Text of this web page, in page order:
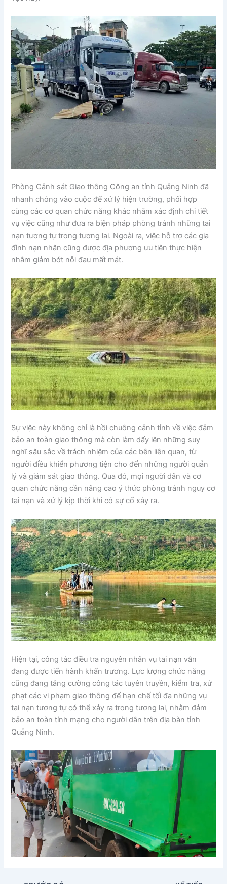
Phòng Cảnh sát Giao thông Công an tỉnh Quảng Ninh đã
nhanh chóng vào cuộc để xử lý hiện trường, phối hợp
cùng các cơ quan chức năng khác nhằm xác định chi tiết
vụ việc cũng như đưa ra biện pháp phòng tránh những tai
nạn tương tự trong tương lai. Ngoài ra, việc hỗ trợ các gia
đình nạn nhân cũng được địa phương ưu tiên thực hiện
nhằm giảm bớt nỗi đau mất mát.
Sự việc này không chỉ là hồi chuông cảnh tỉnh về việc đảm
bảo an toàn giao thông mà còn làm dấy lên những suy
nghĩ sâu sắc về trách nhiệm của các bên liên quan, từ
người điều khiển phương tiện cho đến những người quản
lý và giám sát giao thông. Qua đó, mọi người dân và cơ
quan chức năng cần nâng cao ý thức phòng tránh nguy cơ
tai nạn và xử lý kịp thời khi có sự cố xảy ra.
Hiện tại, công tác điều tra nguyên nhân vụ tai nạn vẫn
đang được tiến hành khẩn trương. Lực lượng chức năng
cũng đang tăng cường công tác tuyên truyền, kiểm tra, xử
phạt các vi phạm giao thông để hạn chế tối đa những vụ
tai nạn tương tự có thể xảy ra trong tương lai, nhằm đảm
bảo an toàn tính mạng cho người dân trên địa bàn tỉnh
Quảng Ninh.